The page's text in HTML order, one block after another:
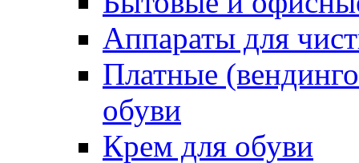
Аппараты для
Платные
обуви
Крем для обуви